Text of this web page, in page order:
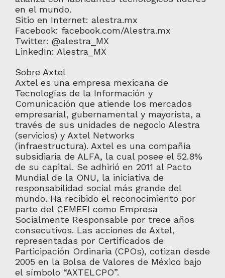
en el mundo.
Sitio en Internet: alestra.mx
Facebook: facebook.com/Alestra.mx
Twitter: @alestra_MX
LinkedIn: Alestra_MX
Sobre Axtel
Axtel es una empresa mexicana de
Tecnologías de la Información y
Comunicación que atiende los mercados
empresarial, gubernamental y mayorista, a
través de sus unidades de negocio Alestra
(servicios) y Axtel Networks
(infraestructura). Axtel es una compañía
subsidiaria de ALFA, la cual posee el 52.8%
de su capital. Se adhirió en 2011 al Pacto
Mundial de la ONU, la iniciativa de
responsabilidad social más grande del
mundo. Ha recibido el reconocimiento por
parte del CEMEFI como Empresa
Socialmente Responsable por trece años
consecutivos. Las acciones de Axtel,
representadas por Certificados de
Participación Ordinaria (CPOs), cotizan desde
2005 en la Bolsa de Valores de México bajo
el símbolo “AXTELCPO”.